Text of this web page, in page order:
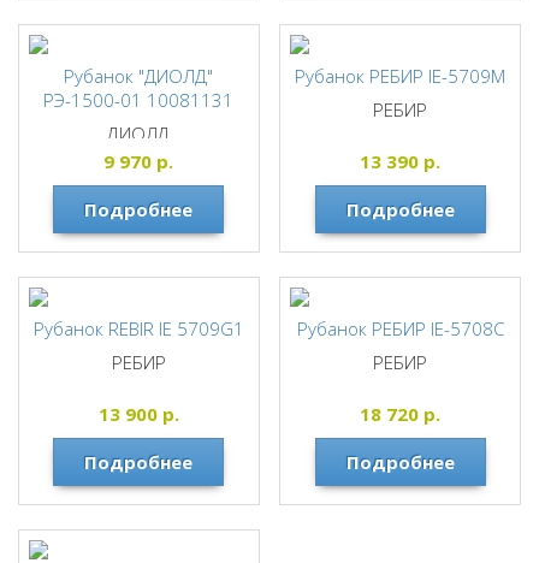
Рубанок "ДИОЛД"
РЭ-1500-01 10081131
ДИОЛД
9 970 р.
Подробнее
Рубанок РЕБИР IE-5709М
РЕБИР
13 390 р.
Подробнее
Рубанок REBIR IE 5709G1
РЕБИР
13 900р.
Подробнее
Рубанок РЕБИР IE-5708С
РЕБИР
18 720 р.
Подробнее